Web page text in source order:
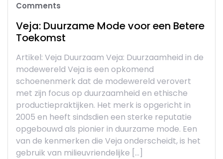
Comments
Veja: Duurzame Mode voor een Betere
Toekomst
Artikel: Veja Duurzaam Veja: Duurzaamheid in de
modewereld Veja is een opkomend
schoenenmerk dat de modewereld verovert
met zijn focus op duurzaamheid en ethische
productiepraktijken. Het merk is opgericht in
2005 en heeft sindsdien een sterke reputatie
opgebouwd als pionier in duurzame mode. Een
van de kenmerken die Veja onderscheidt, is het
gebruik van milieuvriendelijke […]